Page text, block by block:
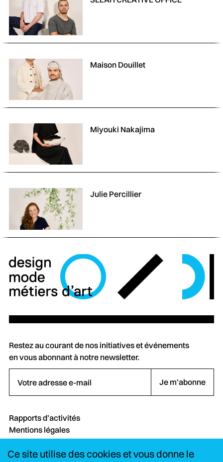
Maison Douillet
Miyouki Nakajima
Julie Percillier
Restez au courant de nos initiatives et événements
en vous abonnant à notre newsletter.
Je m’abonne
Rapports d’activités
Mentions légales
Crédits
Contact
Ce site utilise des cookies et vous donne le